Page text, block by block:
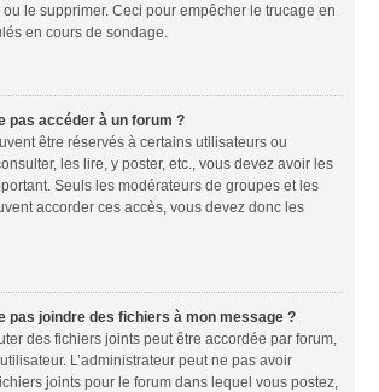
le supprimer. Ceci pour empêcher le trucage en
en cours de sondage.
pas accéder à un forum ?
être réservés à certains utilisateurs ou
les lire, y poster, etc., vous devez avoir les
Seuls les modérateurs de groupes et les
accorder ces accès, vous devez donc les
pas joindre des fichiers à mon message ?
des fichiers joints peut être accordée par forum,
L’administrateur peut ne pas avoir
joints pour le forum dans lequel vous postez,